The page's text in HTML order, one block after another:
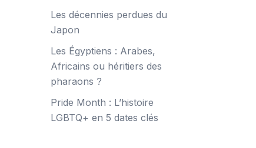
Les décennies perdues du
Japon
Les Égyptiens : Arabes,
Africains ou héritiers des
pharaons ?
Pride Month : L’histoire
LGBTQ+ en 5 dates clés